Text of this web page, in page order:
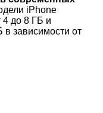
iPhone
4 до 8 ГБ и
зависимости от